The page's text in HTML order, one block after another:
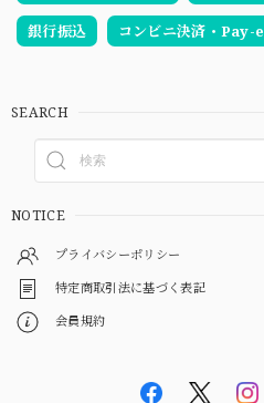
銀行振込 コンビニ決済・Pay-
SEARCH
NOTICE
プライバシーポリシー
特定商取引法に基づく表記
会員規約